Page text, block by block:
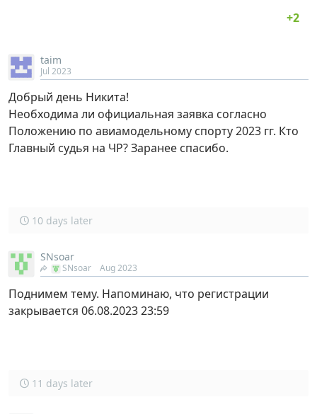
taim
Jul 2023
Добрый день Никита!
Необходима ли официальная заявка согласно
Положению по авиамодельному спорту 2023 гг. Кто
Главный судья на ЧР? Заранее спасибо.
10 days later
SNsoar
SNsoar Aug 2023
Поднимем тему. Напоминаю, что регистрации
закрывается 06.08.2023 23:59
11 days later